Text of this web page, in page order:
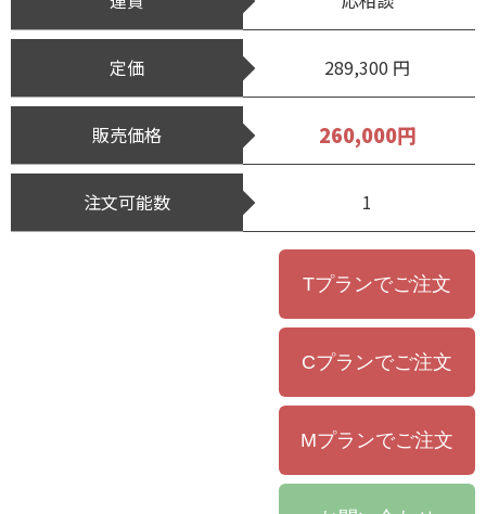
定価 289,300 円
販売価格 260,000円
注文可能数 1